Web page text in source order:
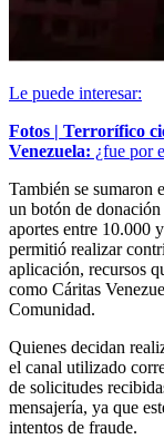
Le puede interesar:
Fotos | Terrorífico
Venezuela: ¿fue por
También se sumaron
un botón de
aportes entre 10.000
permitió realizar
aplicación, recursos
como Cáritas
Comunidad.
Quienes decidan
el canal utilizado
de solicitudes
mensajería, ya que
intentos de fraude.